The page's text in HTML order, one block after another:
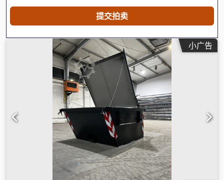
提交拍卖
小广告